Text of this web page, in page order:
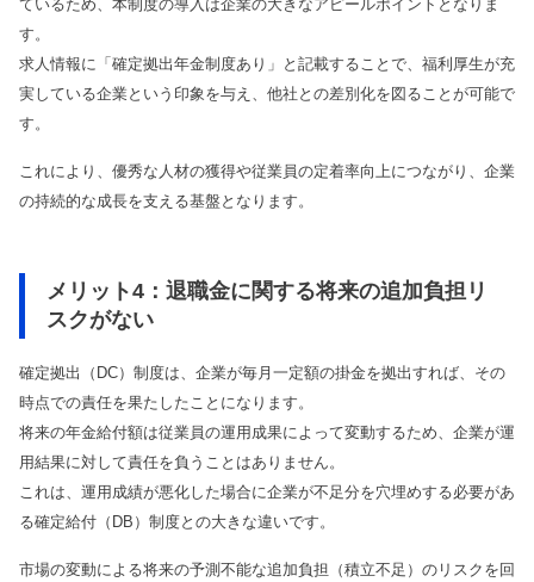
ているため、本制度の導入は企業の大きなアピールポイントとなりま
す。
求人情報に「確定拠出年金制度あり」と記載することで、福利厚生が充
実している企業という印象を与え、他社との差別化を図ることが可能で
す。
これにより、優秀な人材の獲得や従業員の定着率向上につながり、企業
の持続的な成長を支える基盤となります。
メリット4：退職金に関する将来の追加負担リ
スクがない
確定拠出（DC）制度は、企業が毎月一定額の掛金を拠出すれば、その
時点での責任を果たしたことになります。
将来の年金給付額は従業員の運用成果によって変動するため、企業が運
用結果に対して責任を負うことはありません。
これは、運用成績が悪化した場合に企業が不足分を穴埋めする必要があ
る確定給付（DB）制度との大きな違いです。
市場の変動による将来の予測不能な追加負担（積立不足）のリスクを回